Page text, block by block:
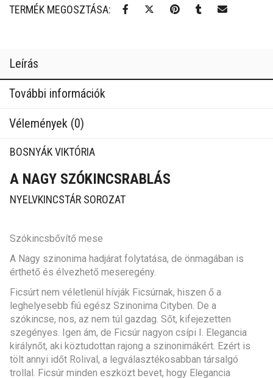
TERMÉK MEGOSZTÁSA:
Leírás
További információk
Vélemények (0)
BOSNYÁK VIKTÓRIA
A NAGY SZÓKINCSRABLÁS
NYELVKINCSTÁR SOROZAT
Szókincsbővítő mese
A Nagy szinonima hadjárat folytatása, de önmagában is
érthető és élvezhető meseregény.
Ficsúrt nem véletlenül hívják Ficsúrnak, hiszen ő a
leghelyesebb fiú egész Szinonima Cityben. De a
szókincse, nos, az nem túl gazdag. Sőt, kifejezetten
szegényes. Igen ám, de Ficsúr nagyon csípi I. Elegancia
királynőt, aki köztudottan rajong a szinonimákért. Ezért is
tölt annyi időt Rolival, a legválasztékosabban társalgó
trollal. Ficsúr minden eszközt bevet, hogy Elegancia